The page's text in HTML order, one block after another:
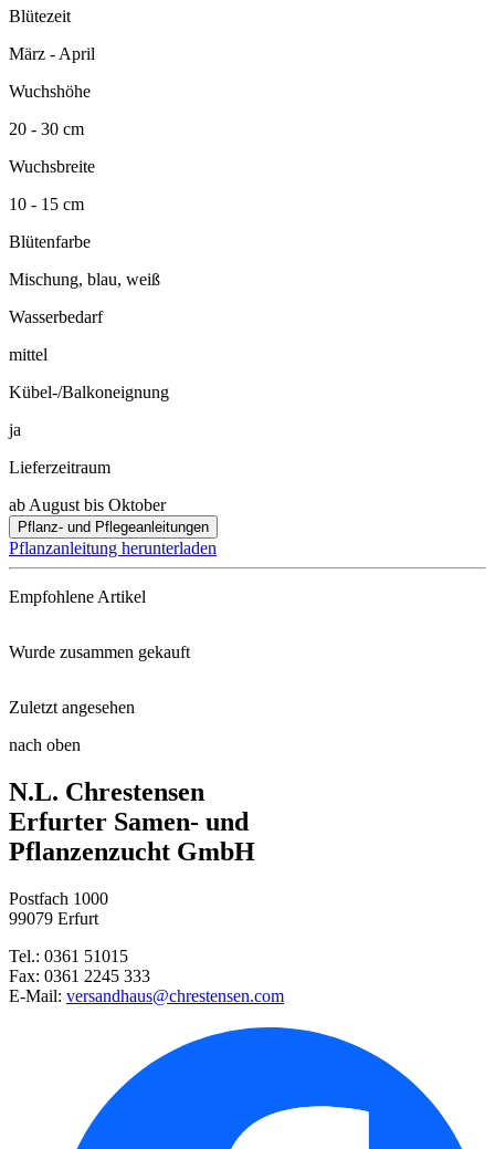
Blütezeit
März - April
Wuchshöhe
20 - 30 cm
Wuchsbreite
10 - 15 cm
Blütenfarbe
Mischung, blau, weiß
Wasserbedarf
mittel
Kübel-/Balkoneignung
ja
Lieferzeitraum
ab August bis Oktober
Pflanz- und Pflegeanleitungen
Pflanzanleitung herunterladen
Empfohlene Artikel
Gartenspaten
Neudorffs® UrgesteinsMehl
Wurde zusammen gekauft
Botanischer Krokus Blue Pearl
Herbstzeitlose Waterlily
Lilien-Prachtmischung
Rembrandt-Tulpen-Mischung
Zuletzt angesehen
Gartenhyazinthe Blau-Weiße-Mis ...
nach oben
N.L. Chrestensen
Erfurter Samen- und
Pflanzenzucht GmbH
Postfach 1000
99079 Erfurt
Tel.: 0361 51015
Fax: 0361 2245 333
E-Mail: versandhaus@chrestensen.com